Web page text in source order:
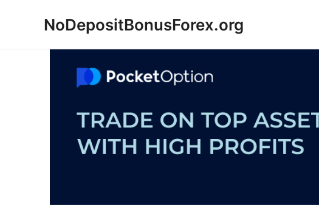
NoDepositBonusForex.org